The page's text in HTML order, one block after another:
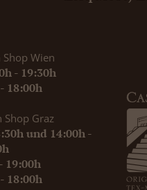
Wien
- 19:30h
18:00h
Shop Graz
und 14:00h -
19:00h
18:00h